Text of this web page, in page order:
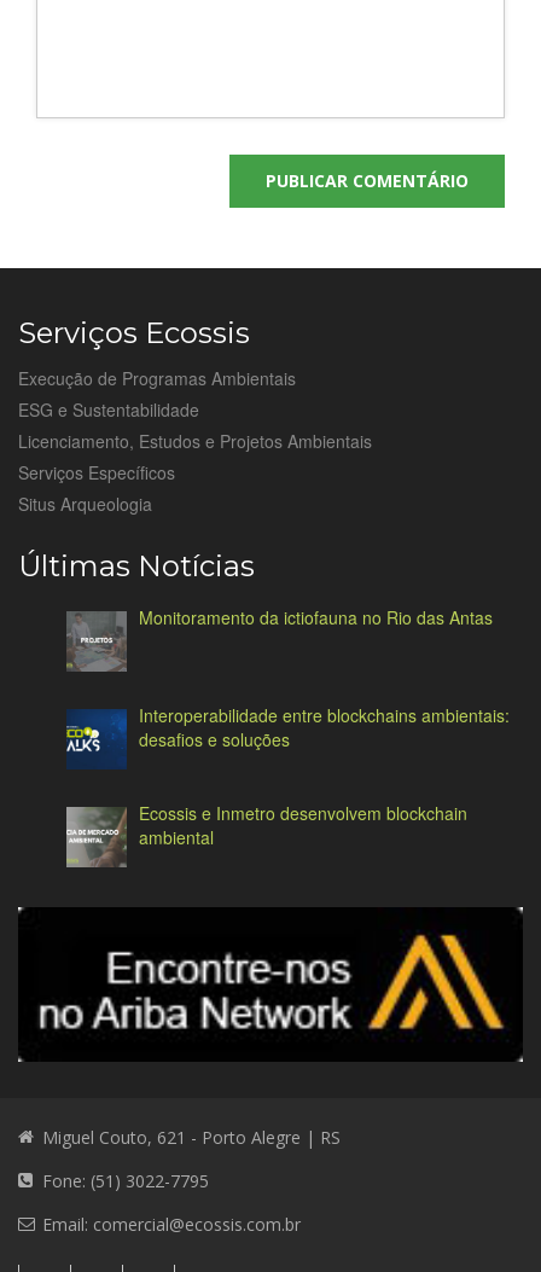
Serviços Ecossis
Execução de Programas Ambientais
ESG e Sustentabilidade
Licenciamento, Estudos e Projetos Ambientais
Serviços Específicos
Situs Arqueologia
Últimas Notícias
Monitoramento da ictiofauna no Rio das Antas
Interoperabilidade entre blockchains ambientais:
desafios e soluções
Ecossis e Inmetro desenvolvem blockchain
ambiental
Miguel Couto, 621 - Porto Alegre | RS
Fone: (51) 3022-7795
Email: comercial@ecossis.com.br